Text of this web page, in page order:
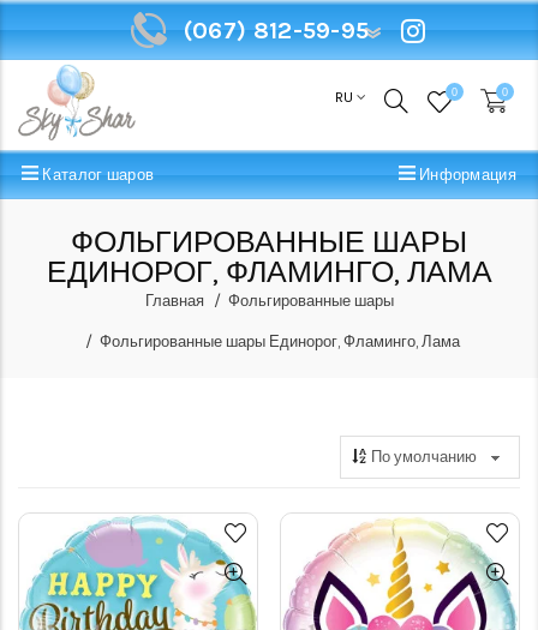
(067) 812-59-95
RU 0 0
Каталог шаров Информация
ФОЛЬГИРОВАННЫЕ ШАРЫ
ЕДИНОРОГ, ФЛАМИНГО, ЛАМА
Главная Фольгированные шары
Фольгированные шары Единорог, Фламинго, Лама